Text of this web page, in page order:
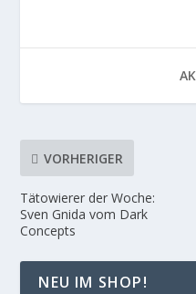
VORHERIGER
Tätowierer der Woche:
Sven Gnida vom Dark
Concepts
NEU IM SHOP!